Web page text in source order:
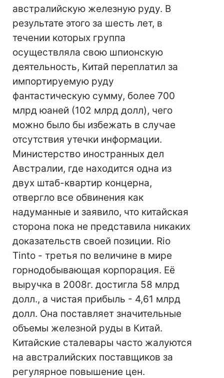
австралийскую железную руду. В
результате этого за шесть лет, в
течении которых группа
осуществляла свою шпионскую
деятельность, Китай переплатил за
импортируемую руду
фантастическую сумму, более 700
млрд юаней (102 млрд долл), чего
можно было бы избежать в случае
отсутствия утечки информации.
Министерство иностранных дел
Австралии, где находится одна из
двух штаб-квартир концерна,
отвергло все обвинения как
надуманные и заявило, что китайская
сторона пока не представила никаких
доказательств своей позиции. Rio
Tinto - третья по величине в мире
горнодобывающая корпорация. Её
выручка в 2008г. достигла 58 млрд
долл., а чистая прибыль - 4,61 млрд
долл. Она поставляет значительные
объемы железной руды в Китай.
Китайские сталевары часто жалуются
на австралийских поставщиков за
регулярное повышение цен.